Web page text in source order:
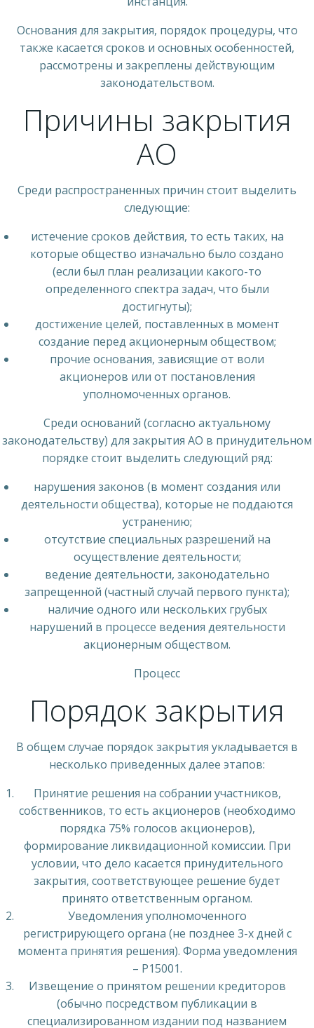
Основания для закрытия, порядок процедуры, что
также касается сроков и основных особенностей,
рассмотрены и закреплены действующим
законодательством.
Причины закрытия
АО
Среди распространенных причин стоит выделить
следующие:
истечение сроков действия, то есть таких, на
которые общество изначально было создано
(если был план реализации какого-то
определенного спектра задач, что были
достигнуты);
достижение целей, поставленных в момент
создание перед акционерным обществом;
прочие основания, зависящие от воли
акционеров или от постановления
уполномоченных органов.
Среди оснований (согласно актуальному
законодательству) для закрытия АО в принудительном
порядке стоит выделить следующий ряд:
нарушения законов (в момент создания или
деятельности общества), которые не поддаются
устранению;
отсутствие специальных разрешений на
осуществление деятельности;
ведение деятельности, законодательно
запрещенной (частный случай первого пункта);
наличие одного или нескольких грубых
нарушений в процессе ведения деятельности
акционерным обществом.
Процесс
Порядок закрытия
В общем случае порядок закрытия укладывается в
несколько приведенных далее этапов:
Принятие решения на собрании участников,
собственников, то есть акционеров (необходимо
порядка 75% голосов акционеров),
формирование ликвидационной комиссии. При
условии, что дело касается принудительного
закрытия, соответствующее решение будет
принято ответственным органом.
Уведомления уполномоченного
регистрирующего органа (не позднее 3-х дней с
момента принятия решения). Форма уведомления
– Р15001.
Извещение о принятом решении кредиторов
(обычно посредством публикации в
специализированном издании под названием